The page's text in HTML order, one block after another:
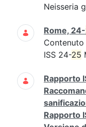
Neisseria
Rome, 24-
Contenuto
ISS 24-25
Rapporto
Rapporto